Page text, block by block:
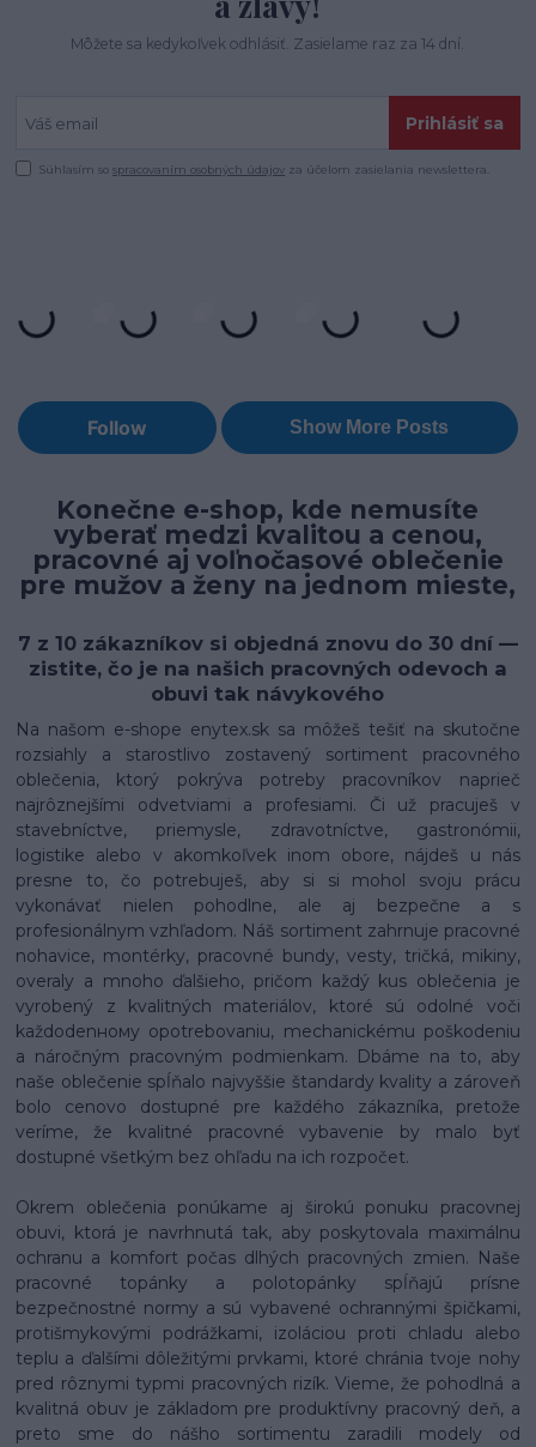
Môžete sa kedykoľvek odhlásiť. Zasielame raz za 14 dní.
Prihlásiť sa
Súhlasím sospracovaním osobných údajov za účelom zasielania newslettera.
Konečne e-shop, kde nemusíte
vyberať medzi kvalitou a cenou,
pracovné aj voľnočasové oblečenie
pre mužov a ženy na jednom mieste,
7 z 10 zákazníkov si objedná znovu do 30 dní —
zistite, čo je na našich pracovných odevoch a
obuvi tak návykového
Na našom e-shope enytex.sk sa môžeš tešiť na skutočne
rozsiahly a starostlivo zostavený sortiment pracovného
oblečenia, ktorý pokrýva potreby pracovníkov naprieč
najrôznejšími odvetviami a profesiami. Či už pracuješ v
stavebníctve, priemysle, zdravotníctve, gastronómii,
logistike alebo v akomkoľvek inom obore, nájdeš u nás
presne to, čo potrebuješ, aby si si mohol svoju prácu
vykonávať nielen pohodlne, ale aj bezpečne a s
profesionálnym vzhľadom. Náš sortiment zahrnuje pracovné
nohavice, montérky, pracovné bundy, vesty, tričká, mikiny,
overaly a mnoho ďalšieho, pričom každý kus oblečenia je
vyrobený z kvalitných materiálov, ktoré sú odolné voči
každodenному opotrebovaniu, mechanickému poškodeniu
a náročným pracovným podmienkam. Dbáme na to, aby
naše oblečenie spĺňalo najvyššie štandardy kvality a zároveň
bolo cenovo dostupné pre každého zákazníka, pretože
veríme, že kvalitné pracovné vybavenie by malo byť
dostupné všetkým bez ohľadu na ich rozpočet.
Okrem oblečenia ponúkame aj širokú ponuku pracovnej
obuvi, ktorá je navrhnutá tak, aby poskytovala maximálnu
ochranu a komfort počas dlhých pracovných zmien. Naše
pracovné topánky a polotopánky spĺňajú prísne
bezpečnostné normy a sú vybavené ochrannými špičkami,
protišmykovými podrážkami, izoláciou proti chladu alebo
teplu a ďalšími dôležitými prvkami, ktoré chránia tvoje nohy
pred rôznymi typmi pracovných rizík. Vieme, že pohodlná a
kvalitná obuv je základom pre produktívny pracovný deň, a
preto sme do nášho sortimentu zaradili modely od